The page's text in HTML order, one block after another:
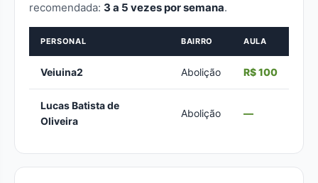
recomendada: 3 a 5 vezes por semana.
PERSONAL BAIRRO AULA
Veiuina2 Abolição R$ 100
Lucas Batista de
Oliveira
Abolição —